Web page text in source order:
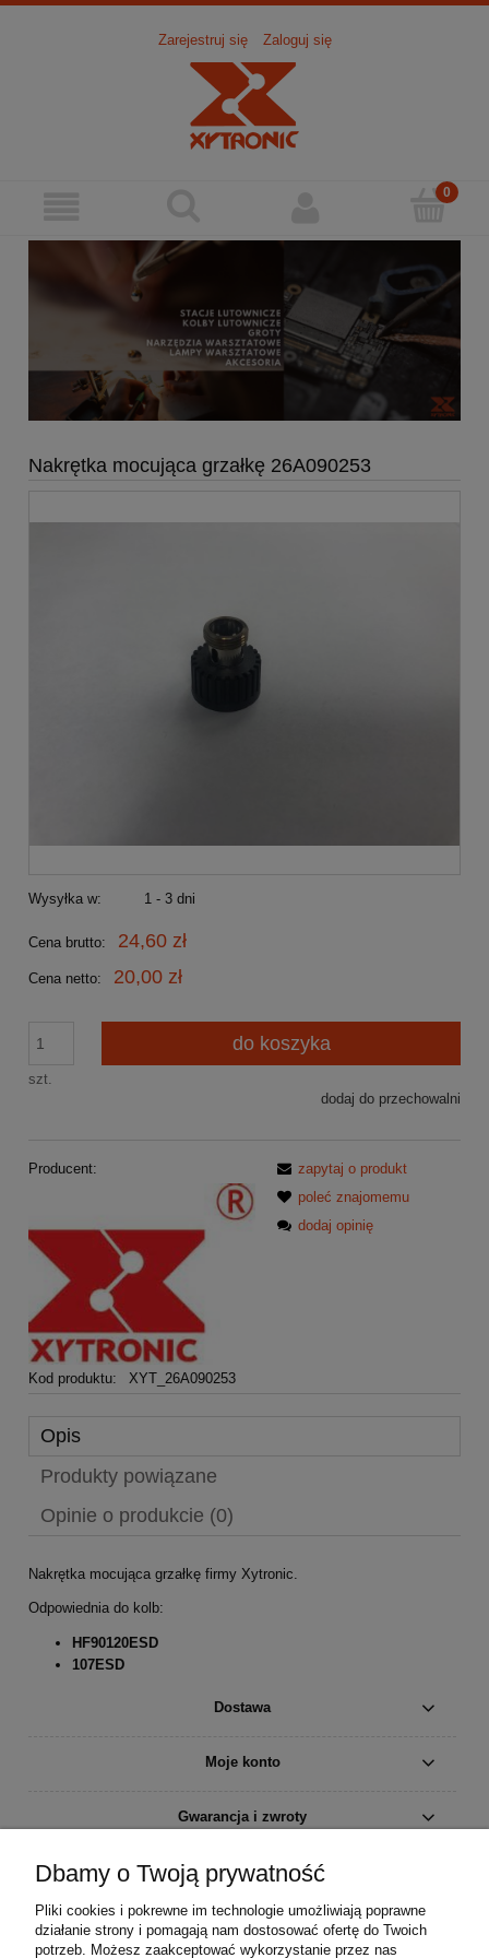
Zarejestruj się Zaloguj się
Nakrętka mocująca grzałkę 26A090253
Wysyłka w: 1 - 3 dni
Cena brutto: 24,60 zł
Cena netto: 20,00 zł
szt.
do koszyka
dodaj do przechowalni
Producent:
Kod produktu: XYT_26A090253
zapytaj o produkt
poleć znajomemu
dodaj opinię
Opis
Produkty powiązane
Opinie o produkcie (0)
Nakrętka mocująca grzałkę firmy Xytronic.
Odpowiednia do kolb:
HF90120ESD
107ESD
Dostawa
Moje konto
Gwarancja i zwroty
O firmie
Dbamy o Twoją prywatność
Pliki cookies i pokrewne im technologie umożliwiają poprawne
działanie strony i pomagają nam dostosować ofertę do Twoich
potrzeb. Możesz zaakceptować wykorzystanie przez nas